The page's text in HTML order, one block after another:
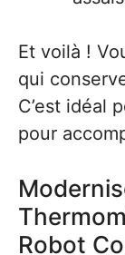
Et voilà !
qui
C’est idéal
pour
Robot